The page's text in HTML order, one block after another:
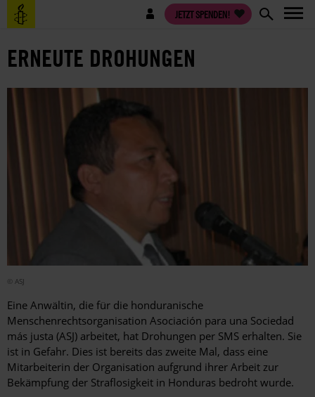
Direkt
zum
Benutzermenü JETZT SPENDEN!
ERNEUTE DROHUNGEN
© ASJ
Eine Anwältin, die für die honduranische
Menschenrechtsorganisation Asociación para una Sociedad
más justa (ASJ) arbeitet, hat Drohungen per SMS erhalten. Sie
ist in Gefahr. Dies ist bereits das zweite Mal, dass eine
Mitarbeiterin der Organisation aufgrund ihrer Arbeit zur
Bekämpfung der Straflosigkeit in Honduras bedroht wurde.